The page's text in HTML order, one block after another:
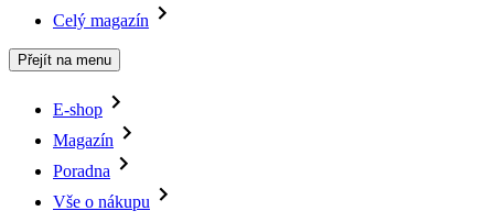
Celý magazín
Přejít na menu
E-shop
Magazín
Poradna
Vše o nákupu